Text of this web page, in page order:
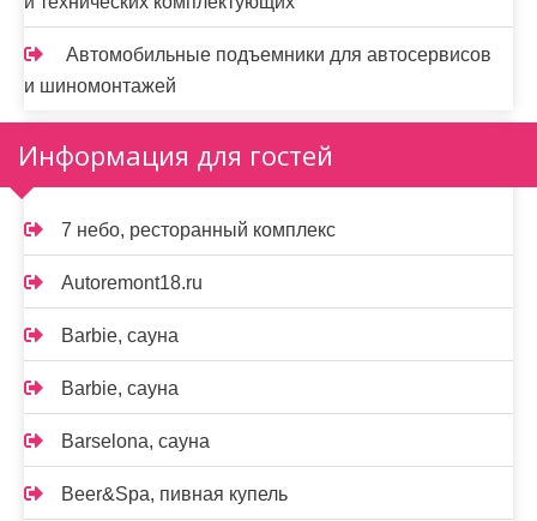
Автомобильные подъемники для автосервисов
и шиномонтажей
Информация для гостей
7 небо, ресторанный комплекс
Autoremont18.ru
Barbie, сауна
Barbie, сауна
Barselona, сауна
Beer&Spa, пивная купель